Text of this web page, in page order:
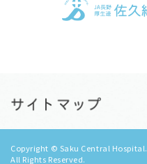
Copyright © Saku Central Hospital.
All Rights Reserved.